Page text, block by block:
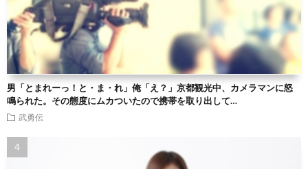
男「とまれーっ！と・ま・れ」俺「え？」京都観光中、カメラマンに怒
鳴られた。その態度にムカついたので携帯を取り出して…
武勇伝